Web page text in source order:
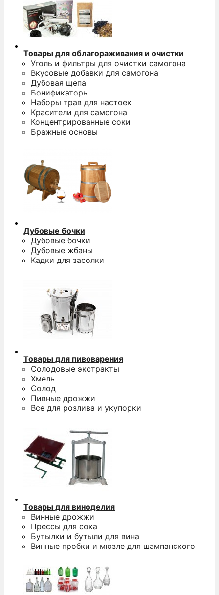
Товары для облагораживания и очистки
Уголь и фильтры для очистки самогона
Вкусовые добавки для самогона
Дубовая щепа
Бонификаторы
Наборы трав для настоек
Красители для самогона
Концентрированные соки
Бражные основы
Дубовые бочки
Дубовые бочки
Дубовые жбаны
Кадки для засолки
Товары для пивоварения
Солодовые экстракты
Хмель
Солод
Пивные дрожжи
Все для розлива и укупорки
Товары для виноделия
Винные дрожжи
Прессы для сока
Бутылки и бутыли для вина
Винные пробки и мюзле для шампанского